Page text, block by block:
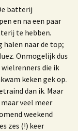
batterij
en na een paar
te hebben.
naar de top;
Onmogelijk dus
die ik
keken gek op.
dan ik. Maar
veel meer
weekend
zes (!) keer